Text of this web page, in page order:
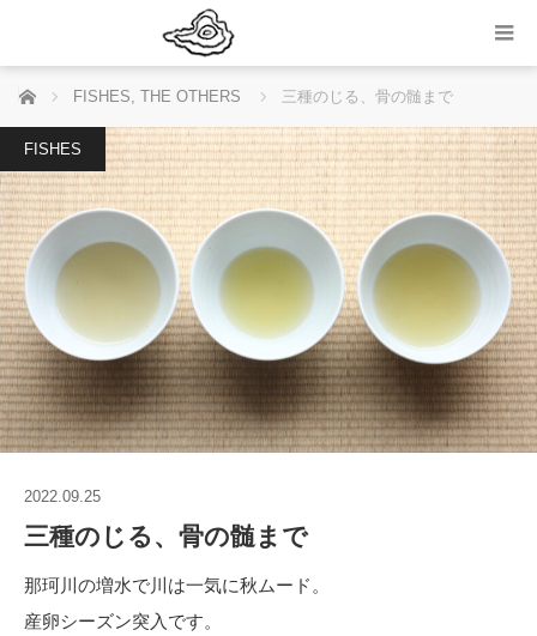
ホーム FISHES, THE OTHERS 三種のじる、骨の髄まで
FISHES
2022.09.25
三種のじる、骨の髄まで
那珂川の増水で川は一気に秋ムード。
産卵シーズン突入です。